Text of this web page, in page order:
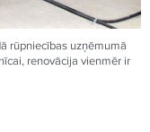
rūpniecības uzņēmumā
renovācija vienmēr ir